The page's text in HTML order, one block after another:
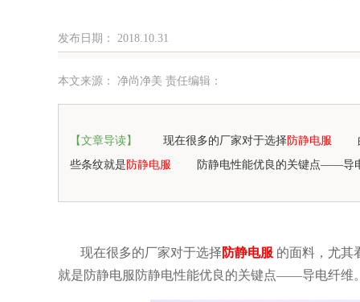
发布日期： 2018.10.31
本文来源： 净尚净美 责任编辑：
【文章导读】 现在很多的厂家对于选择防静电服
些条纹就是 防静电服 防静电性能优良的关键点——导
现在很多的厂家对于选择 防静电服 的面料，尤其
就是防静电服防静电性能优良的关键点——导电纤维